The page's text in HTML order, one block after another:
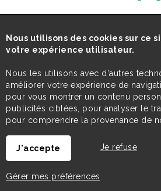
Nous utilisons des cookies sur ce
votre expérience utilisateur.
Nous les utilisons avec d'autres
améliorer votre expérience de
pour vous montrer un contenu
publicités ciblées, pour analyser le
pour comprendre la provenance de
J'accepte Je refuse
Gérer mes préférences